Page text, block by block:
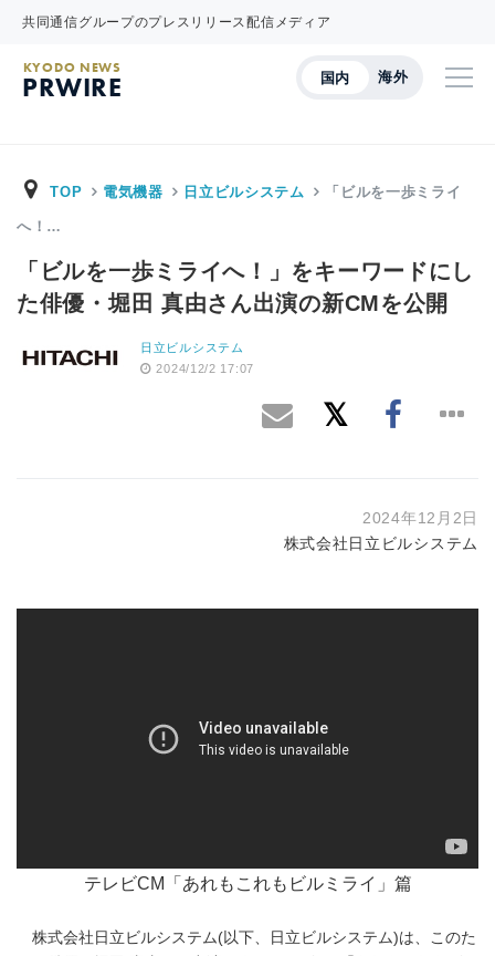
共同通信グループのプレスリリース配信メディア
国内 海外
KYODO NEWS
PRWIRE
TOP 電気機器 日立ビルシステム 「ビルを一歩ミライ
へ！…
「ビルを一歩ミライへ！」をキーワードにし
た俳優・堀田 真由さん出演の新CMを公開
日立ビルシステム
2024/12/2 17:07
2024年12月2日
株式会社日立ビルシステム
テレビCM「あれもこれもビルミライ」篇
株式会社日立ビルシステム(以下、日立ビルシステム)は、このた